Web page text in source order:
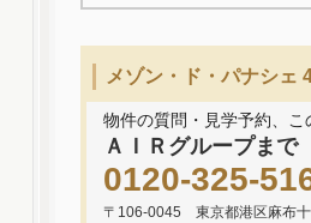
メゾン・ド・パナシェ
物件の質問・見学予約、
ＡＩＲグループまで
0120-325-
〒106-0045 東京都港区麻布